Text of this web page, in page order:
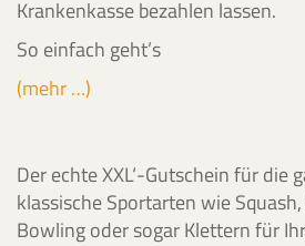
Krankenkasse bezahlen lassen.
So einfach geht’s
(mehr …)
Der echte XXL‘-Gutschein für die
klassische Sportarten wie
Bowling oder sogar Klettern für